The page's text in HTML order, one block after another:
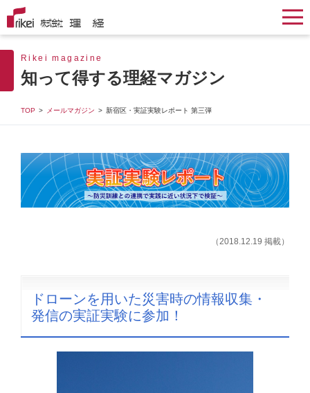
Rikei magazine
知って得する理経マガジン
TOP メールマガジン 新宿区・実証実験レポート 第三弾
（2018.12.19 掲載）
ドローンを用いた災害時の情報収集・
発信の実証実験に参加！